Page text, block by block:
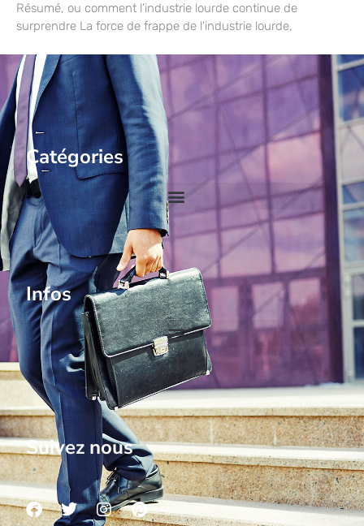
Résumé, ou comment l’industrie lourde continue de
surprendre La force de frappe de l’industrie lourde,
Catégories
Infos
Suivez nous